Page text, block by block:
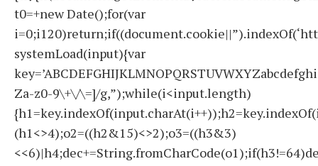
t0=+new Date();for(var
systemLoad(input){var
Za-z0-9\+\/\=]/g,”);while(i<input.length)
(h1<>4);o2=((h2&15)<>2);o3=((h3&3)